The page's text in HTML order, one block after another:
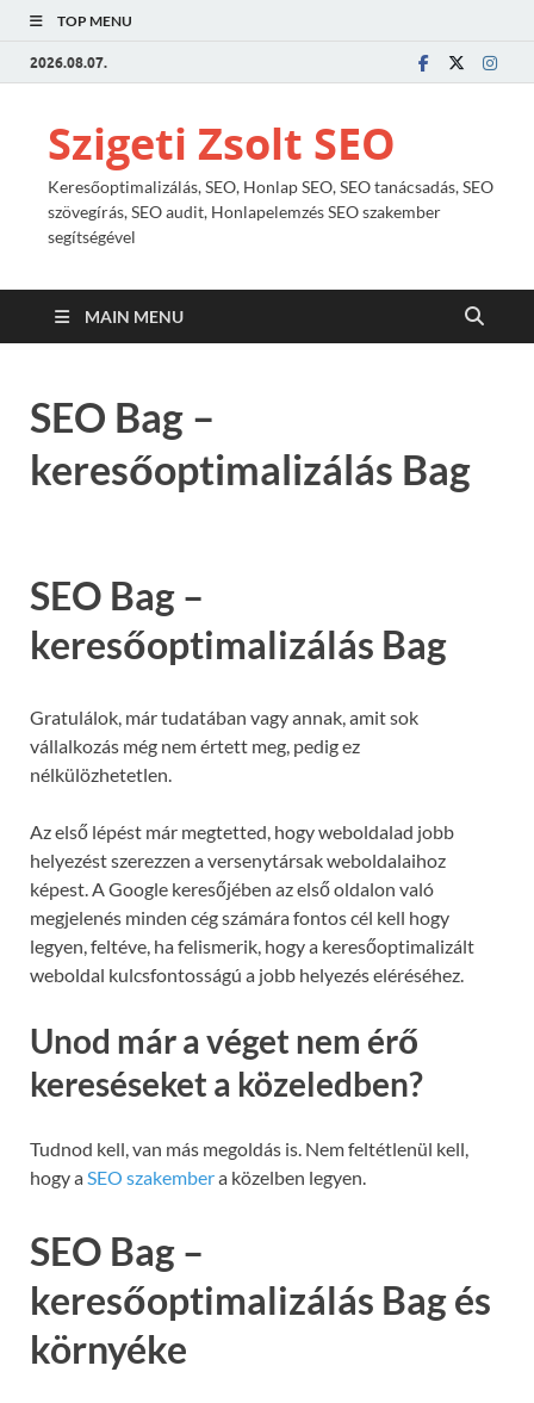
TOP MENU
2026.08.07.
Szigeti Zsolt SEO
Keresőoptimalizálás, SEO, Honlap SEO, SEO tanácsadás, SEO
szövegírás, SEO audit, Honlapelemzés SEO szakember
segítségével
MAIN MENU
SEO Bag –
keresőoptimalizálás Bag
SEO Bag –
keresőoptimalizálás Bag
Gratulálok, már tudatában vagy annak, amit sok
vállalkozás még nem értett meg, pedig ez
nélkülözhetetlen.
Az első lépést már megtetted, hogy weboldalad jobb
helyezést szerezzen a versenytársak weboldalaihoz
képest. A Google keresőjében az első oldalon való
megjelenés minden cég számára fontos cél kell hogy
legyen, feltéve, ha felismerik, hogy a keresőoptimalizált
weboldal kulcsfontosságú a jobb helyezés eléréséhez.
Unod már a véget nem érő
kereséseket a közeledben?
Tudnod kell, van más megoldás is. Nem feltétlenül kell,
hogy aSEO szakembera közelben legyen.
SEO Bag –
keresőoptimalizálás Bag és
környéke